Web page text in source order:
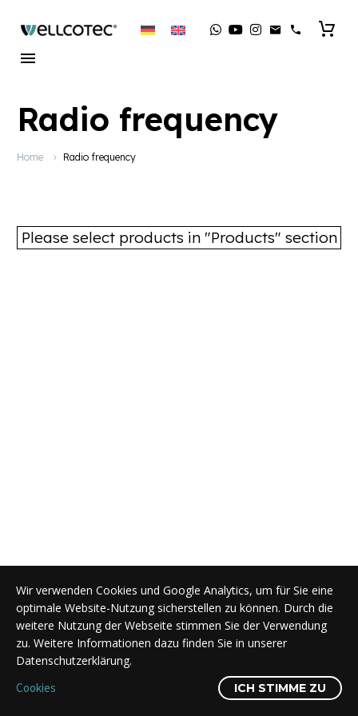
Radio frequency
Home Radio frequency
Please select products in "Products" section
Wir verwenden Cookies und Google Analytics, um für Sie eine
optimale Website-Nutzung sicherstellen zu können. Durch die
weitere Nutzung der Webseite stimmen Sie der Verwendung
zu. Weitere Informationen dazu finden Sie in unserer
Datenschutzerklärung.
Cookies
ICH STIMME ZU